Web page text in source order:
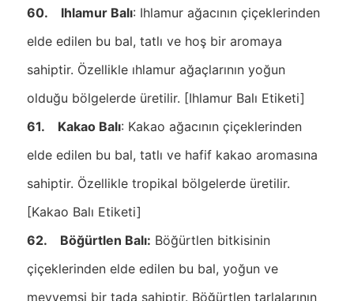
60. Ihlamur Balı: Ihlamur ağacının çiçeklerinden
elde edilen bu bal, tatlı ve hoş bir aromaya
sahiptir. Özellikle ıhlamur ağaçlarının yoğun
olduğu bölgelerde üretilir. [Ihlamur Balı Etiketi]
61. Kakao Balı: Kakao ağacının çiçeklerinden
elde edilen bu bal, tatlı ve hafif kakao aromasına
sahiptir. Özellikle tropikal bölgelerde üretilir.
[Kakao Balı Etiketi]
62. Böğürtlen Balı: Böğürtlen bitkisinin
çiçeklerinden elde edilen bu bal, yoğun ve
meyvemsi bir tada sahiptir. Böğürtlen tarlalarının